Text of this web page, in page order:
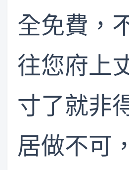
全免費，
往您府上
寸了就非
居做不可